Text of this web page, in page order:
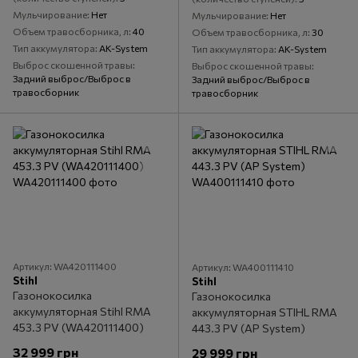
Мульчирование Нет
Объем травосборника, л 40
Тип аккумулятора AK-System
Выброс скошенной травы
Задний выброс/Выброс в
травосборник
Мульчирование Нет
Объем травосборника, л 30
Тип аккумулятора AK-System
Выброс скошенной травы
Задний выброс/Выброс в
травосборник
Артикул: WA420111400
Stihl
Газонокосилка
аккумуляторная Stihl RMA
453.3 PV (WA420111400)
32 999 грн
Артикул: WA400111410
Stihl
Газонокосилка
аккумуляторная STIHL RMA
443.3 PV (AP System)
29 999 грн